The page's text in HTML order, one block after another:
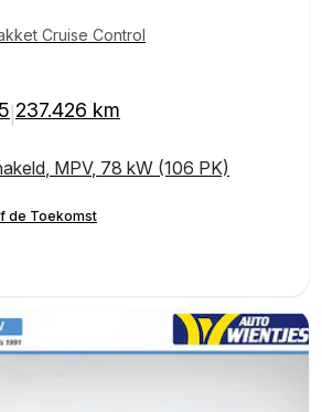
Cruise Control
237.426 km
, MPV, 78 kW (106 PK)
de Toekomst